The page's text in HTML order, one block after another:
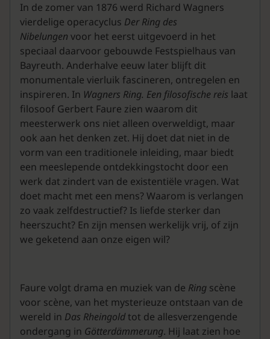
In de zomer van 1876 werd Richard Wagners
vierdelige operacyclus Der Ring des
Nibelungen voor het eerst uitgevoerd in het
speciaal daarvoor gebouwde Festspielhaus van
Bayreuth. Anderhalve eeuw later blijft dit
monumentale vierluik fascineren, ontregelen en
inspireren. In Wagners Ring. Een filosofische reis laat
filosoof Gerbert Faure zien waarom dit
meesterwerk ons niet alleen overweldigt, maar
ook aan het denken zet. Hij doet dat niet in de
vorm van een traditionele inleiding, maar biedt
een meeslepende ontdekkingstocht door een
werk dat zindert van de existentiële vragen. Wat
doet macht met een mens? Waarom is verlangen
zo vaak zelfdestructief? Is liefde sterker dan
heerszucht? En zijn mensen werkelijk vrij, of zijn
we geketend aan onze eigen wil?
Faure volgt drama en muziek van de Ring scène
voor scène, van het mysterieuze ontstaan van de
wereld in Das Rheingold tot de allesverzengende
ondergang in Götterdämmerung. Hij laat zien hoe